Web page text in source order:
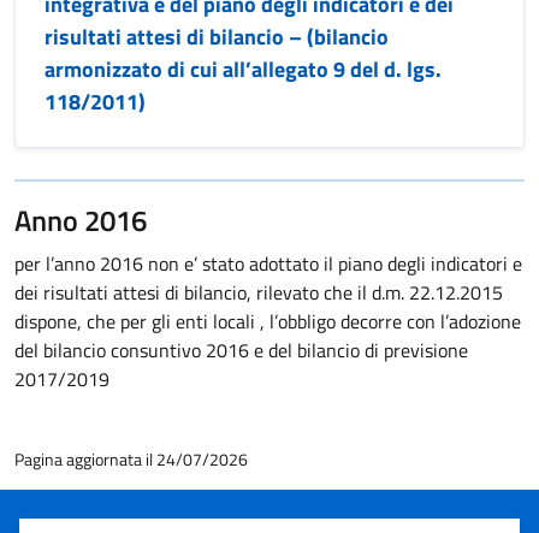
risultati attesi di bilancio – (bilancio
armonizzato di cui all’allegato 9 del d. lgs.
118/2011)
Anno 2016
per l’anno 2016 non e’ stato adottato il piano degli indicatori e
dei risultati attesi di bilancio, rilevato che il d.m. 22.12.2015
dispone, che per gli enti locali , l’obbligo decorre con l’adozione
del bilancio consuntivo 2016 e del bilancio di previsione
2017/2019
Pagina aggiornata il 24/07/2026